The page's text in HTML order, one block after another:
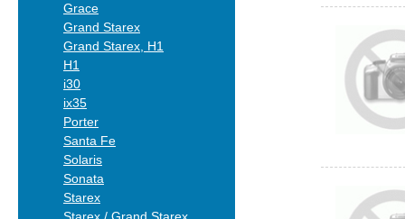
Grace
Grand Starex
Grand Starex, H1
H1
i30
ix35
Porter
Santa Fe
Solaris
Sonata
Starex